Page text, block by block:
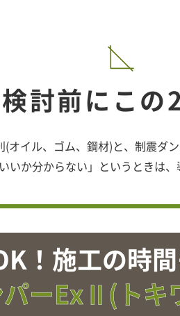
討前に この
オイル、ゴム、鋼材)と、制震ダ
いか分からない」というときは
！施工の時
ーExⅡ(トキ